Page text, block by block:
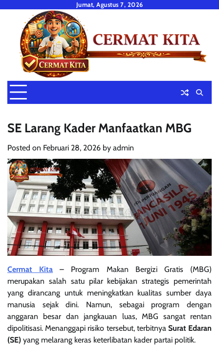
content
Jumat, Agustus 7, 2026
SE Larang Kader Manfaatkan MBG
Posted on Februari 28, 2026 by admin
Cermat Kita – Program Makan Bergizi Gratis (MBG)
merupakan salah satu pilar kebijakan strategis pemerintah
yang dirancang untuk meningkatkan kualitas sumber daya
manusia sejak dini. Namun, sebagai program dengan
anggaran besar dan jangkauan luas, MBG sangat rentan
dipolitisasi. Menanggapi risiko tersebut, terbitnya Surat Edaran
(SE) yang melarang keras keterlibatan kader partai politik.